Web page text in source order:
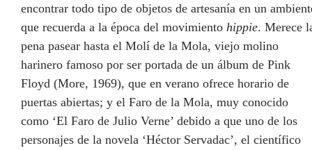
encontrar todo tipo de objetos de artesanía en un
que recuerda a la época del movimiento hippie. Merece
pena pasear hasta el Molí de la Mola, viejo molino
harinero famoso por ser portada de un álbum de Pink
Floyd (More, 1969), que en verano ofrece horario de
puertas abiertas; y el Faro de la Mola, muy conocido
como ‘El Faro de Julio Verne’ debido a que uno de los
personajes de la novela ‘Héctor Servadac’, el científico